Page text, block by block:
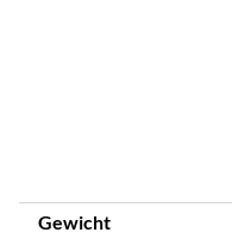
Gewicht